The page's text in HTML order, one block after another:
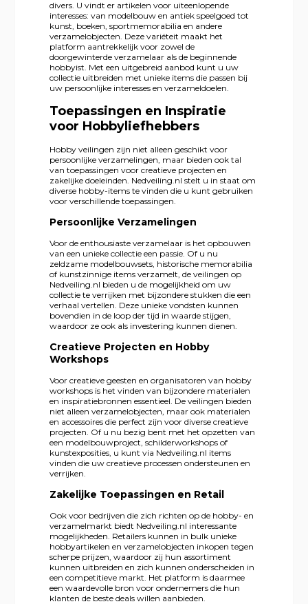
divers. U vindt er artikelen voor uiteenlopende
interesses: van modelbouw en antiek speelgoed tot
kunst, boeken, sportmemorabilia en andere
verzamelobjecten. Deze variëteit maakt het
platform aantrekkelijk voor zowel de
doorgewinterde verzamelaar als de beginnende
hobbyist. Met een uitgebreid aanbod kunt u uw
collectie uitbreiden met unieke items die passen bij
uw persoonlijke interesses en verzameldoelen.
Toepassingen en Inspiratie
voor Hobbyliefhebbers
Hobby veilingen zijn niet alleen geschikt voor
persoonlijke verzamelingen, maar bieden ook tal
van toepassingen voor creatieve projecten en
zakelijke doeleinden. Nedveiling.nl stelt u in staat om
diverse hobby-items te vinden die u kunt gebruiken
voor verschillende toepassingen.
Persoonlijke Verzamelingen
Voor de enthousiaste verzamelaar is het opbouwen
van een unieke collectie een passie. Of u nu
zeldzame modelbouwsets, historische memorabilia
of kunstzinnige items verzamelt, de veilingen op
Nedveiling.nl bieden u de mogelijkheid om uw
collectie te verrijken met bijzondere stukken die een
verhaal vertellen. Deze unieke vondsten kunnen
bovendien in de loop der tijd in waarde stijgen,
waardoor ze ook als investering kunnen dienen.
Creatieve Projecten en Hobby
Workshops
Voor creatieve geesten en organisatoren van hobby
workshops is het vinden van bijzondere materialen
en inspiratiebronnen essentieel. De veilingen bieden
niet alleen verzamelobjecten, maar ook materialen
en accessoires die perfect zijn voor diverse creatieve
projecten. Of u nu bezig bent met het opzetten van
een modelbouwproject, schilderworkshops of
kunstexposities, u kunt via Nedveiling.nl items
vinden die uw creatieve processen ondersteunen en
verrijken.
Zakelijke Toepassingen en Retail
Ook voor bedrijven die zich richten op de hobby- en
verzamelmarkt biedt Nedveiling.nl interessante
mogelijkheden. Retailers kunnen in bulk unieke
hobbyartikelen en verzamelobjecten inkopen tegen
scherpe prijzen, waardoor zij hun assortiment
kunnen uitbreiden en zich kunnen onderscheiden in
een competitieve markt. Het platform is daarmee
een waardevolle bron voor ondernemers die hun
klanten de beste deals willen aanbieden.